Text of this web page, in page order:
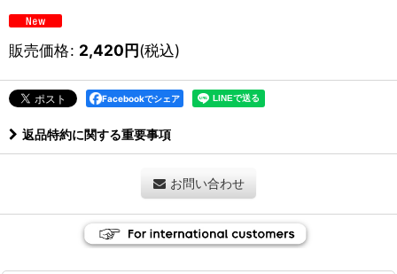
販売価格: 2,420円(税込)
Facebookでシェア
返品特約に関する重要事項
お問い合わせ